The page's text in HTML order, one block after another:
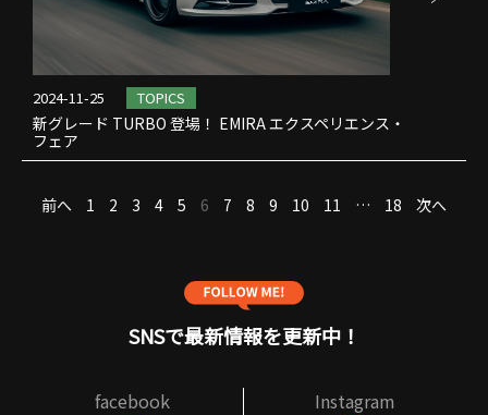
2024-11-25 TOPICS
新グレード TURBO 登場！ EMIRA エクスペリエンス・
フェア
前へ 1 2 3 4 5 6 7 8 9 10 11 … 18 次へ
SNSで最新情報を更新中！
facebook Instagram